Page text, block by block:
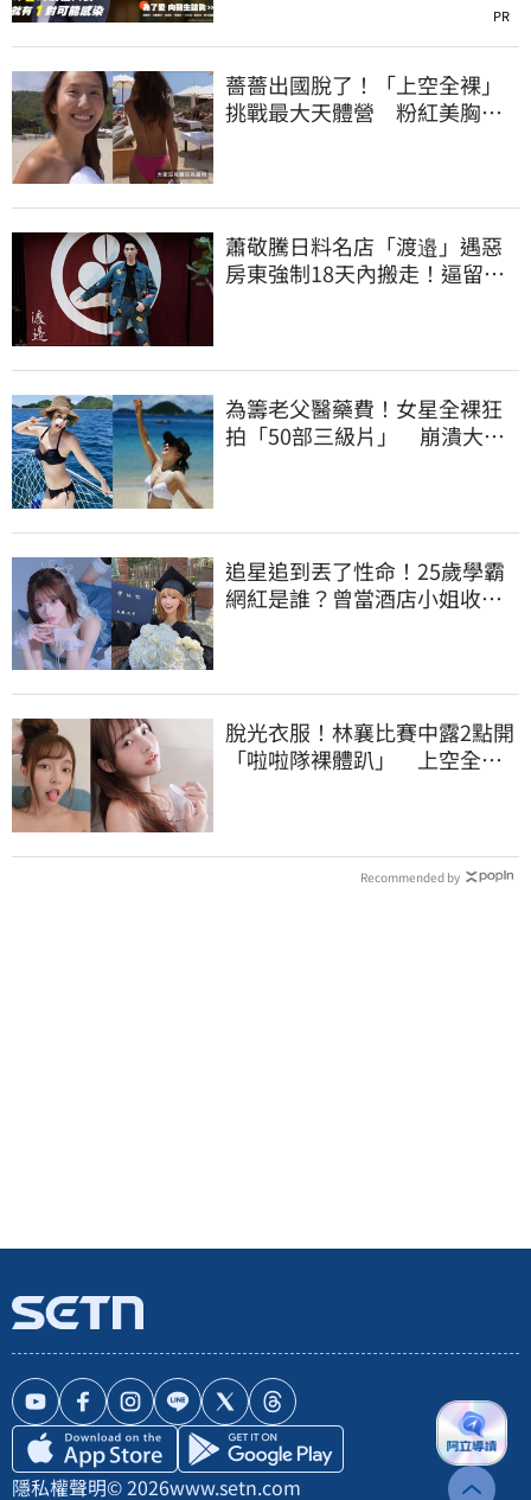
PR
薔薔出國脫了！「上空全裸」
挑戰最大天體營 粉紅美胸被
蕭敬騰日料名店「渡邉」遇惡
房東強制18天內搬走！逼留裝
為籌老父醫藥費！女星全裸狂
拍「50部三級片」 崩潰大
追星追到丟了性命！25歲學霸
網紅是誰？曾當酒店小姐收入
脫光衣服！林襄比賽中露2點開
「啦啦隊裸體趴」 上空全裸
Recommended by
隱私權聲明© 2026www.setn.com